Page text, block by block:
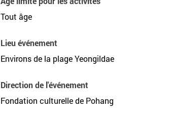
Tout âge
Lieu événement
Environs de la plage Yeongildae
Direction de l'événement
Fondation culturelle de Pohang